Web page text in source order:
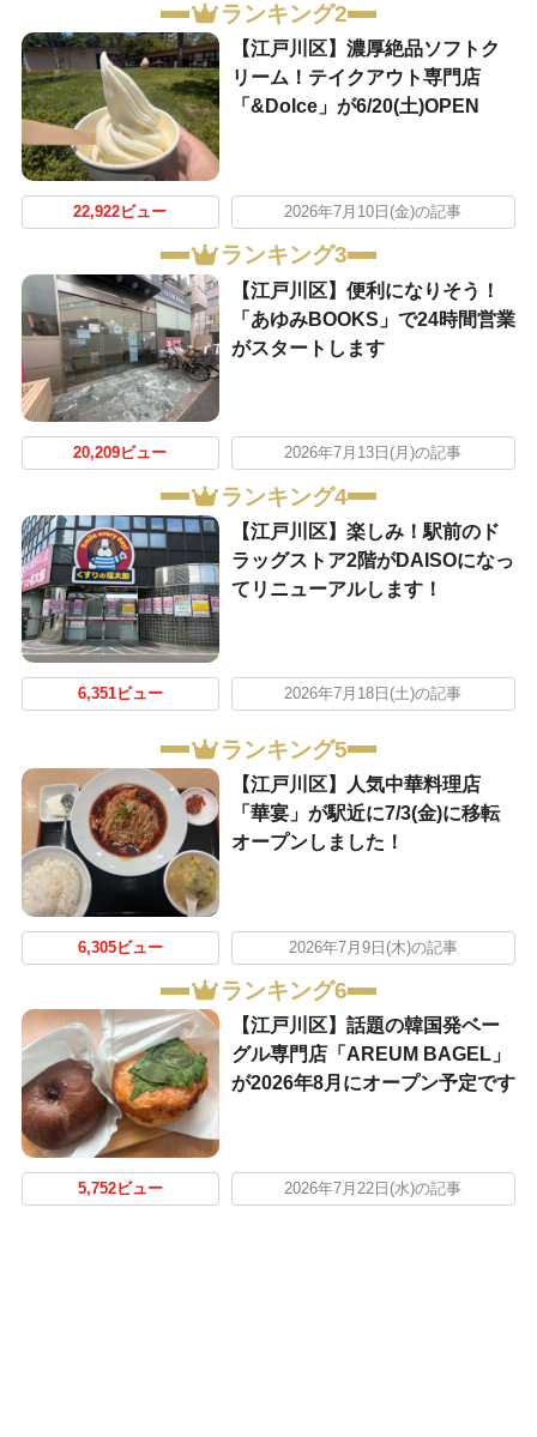
ランキング2
【江戸川区】濃厚絶品ソフトク
リーム！テイクアウト専門店
「&Dolce」が6/20(土)OPEN
22,922ビュー 2026年7月10日(金)の記事
ランキング3
【江戸川区】便利になりそう！
「あゆみBOOKS」で24時間営業
がスタートします
20,209ビュー 2026年7月13日(月)の記事
ランキング4
【江戸川区】楽しみ！駅前のド
ラッグストア2階がDAISOになっ
てリニューアルします！
6,351ビュー 2026年7月18日(土)の記事
ランキング5
【江戸川区】人気中華料理店
「華宴」が駅近に7/3(金)に移転
オープンしました！
6,305ビュー 2026年7月9日(木)の記事
ランキング6
【江戸川区】話題の韓国発ベー
グル専門店「AREUM BAGEL」
が2026年8月にオープン予定です
5,752ビュー 2026年7月22日(水)の記事